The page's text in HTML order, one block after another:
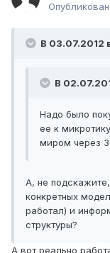
В 03.07.2012
В
Надо было
ее к
миром через
А, не
конкретных
работал) и
структуры?
А вот реально